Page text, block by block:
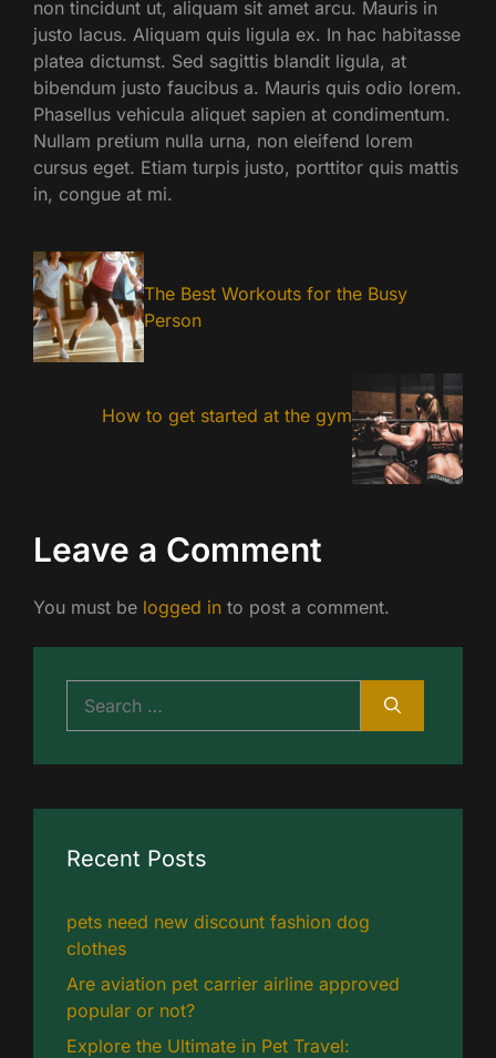
non tincidunt ut, aliquam sit amet arcu. Mauris in
justo lacus. Aliquam quis ligula ex. In hac habitasse
platea dictumst. Sed sagittis blandit ligula, at
bibendum justo faucibus a. Mauris quis odio lorem.
Phasellus vehicula aliquet sapien at condimentum.
Nullam pretium nulla urna, non eleifend lorem
cursus eget. Etiam turpis justo, porttitor quis mattis
in, congue at mi.
The Best Workouts for the Busy
Person
How to get started at the gym
Leave a Comment
You must be logged in to post a comment.
for:
Recent Posts
pets need new discount fashion dog
clothes
Are aviation pet carrier airline approved
popular or not?
Explore the Ultimate in Pet Travel: